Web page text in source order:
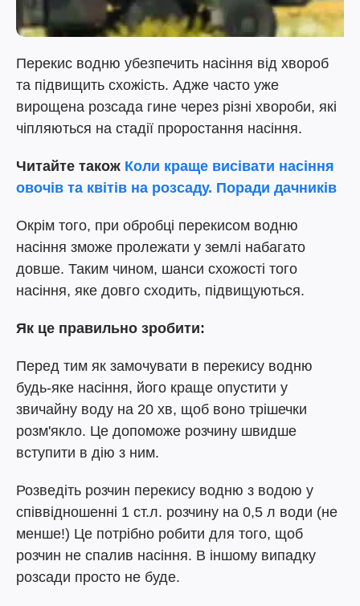
Перекис водню убезпечить насіння від хвороб
та підвищить схожість. Адже часто уже
вирощена розсада гине через різні хвороби, які
чіпляються на стадії проростання насіння.
Читайте також Коли краще висівати насіння
овочів та квітів на розсаду. Поради дачників
Окрім того, при обробці перекисом водню
насіння зможе пролежати у землі набагато
довше. Таким чином, шанси схожості того
насіння, яке довго сходить, підвищуються.
Як це правильно зробити:
Перед тим як замочувати в перекису водню
будь-яке насіння, його краще опустити у
звичайну воду на 20 хв, щоб воно трішечки
розм'якло. Це допоможе розчину швидше
вступити в дію з ним.
Розведіть розчин перекису водню з водою у
співвідношенні 1 ст.л. розчину на 0,5 л води (не
менше!) Це потрібно робити для того, щоб
розчин не спалив насіння. В іншому випадку
розсади просто не буде.